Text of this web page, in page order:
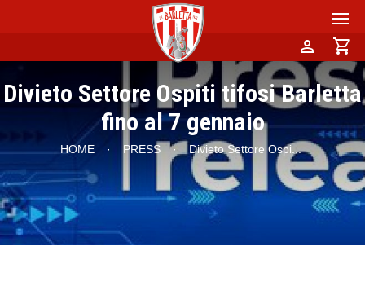
person shopping_cart
Divieto Settore Ospiti tifosi Barletta
fino al 7 gennaio
HOME · PRESS · Divieto Settore Ospi ...